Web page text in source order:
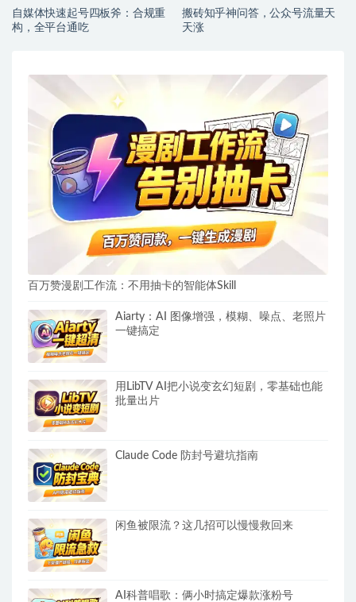
自媒体快速起号四板斧：合规重
构，全平台通吃
搬砖知乎神问答，公众号流量天
天涨
百万赞漫剧工作流：不用抽卡的智能体Skill
Aiarty：AI 图像增强，模糊、噪点、老照片
一键搞定
用LibTV AI把小说变玄幻短剧，零基础也能
批量出片
Claude Code 防封号避坑指南
闲鱼被限流？这几招可以慢慢救回来
AI科普唱歌：俩小时搞定爆款涨粉号